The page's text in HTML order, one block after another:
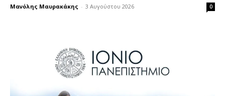
Μανόλης Μαυρακάκης - 3 Αυγούστου 2026 0